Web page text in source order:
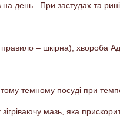
на день. При застудах та
правило – шкірна), хвороба
темному посуді при
мазь, яка